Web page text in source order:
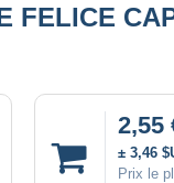
FELICE
2,55
± 3,46
Prix le